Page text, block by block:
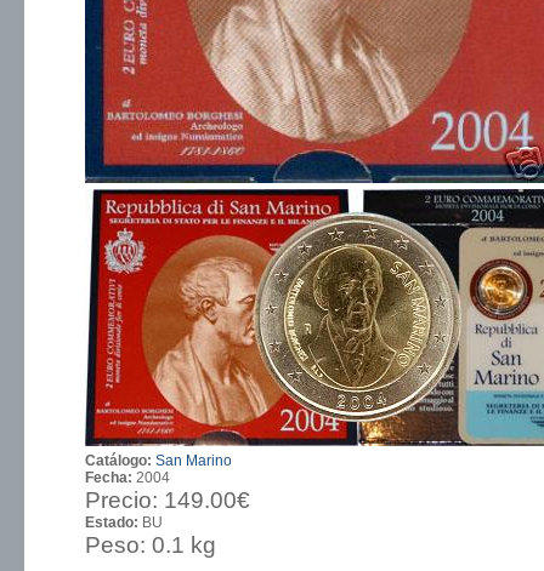
Catálogo: San Marino
Fecha: 2004
Precio: 149.00€
Estado: BU
Peso: 0.1 kg